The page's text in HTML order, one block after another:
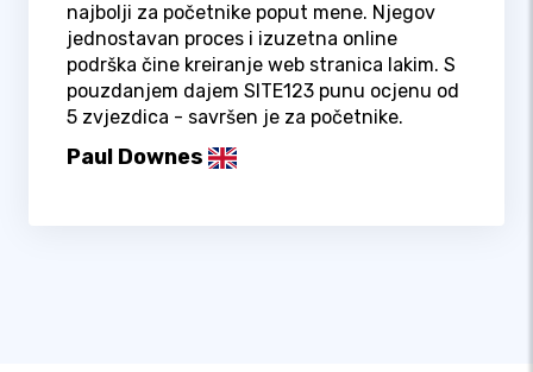
najbolji za početnike poput mene. Njegov
jednostavan proces i izuzetna online
podrška čine kreiranje web stranica lakim. S
pouzdanjem dajem SITE123 punu ocjenu od
5 zvjezdica - savršen je za početnike.
Paul Downes